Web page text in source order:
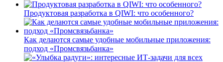
Продуктовая разработка в QIWI: что особенного?
Как делаются самые удобные мобильные приложения:
подход «Промсвязьбанка»